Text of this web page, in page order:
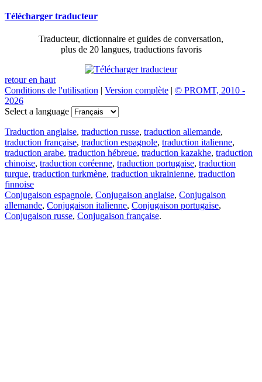
Télécharger traducteur
Traducteur, dictionnaire et guides de conversation,
plus de 20 langues, traductions favoris
retour en haut
Conditions de l'utilisation | Version complète | © PROMT, 2010 -
2026
Select a language
Traduction anglaise, traduction russe, traduction allemande,
traduction française, traduction espagnole, traduction italienne,
traduction arabe, traduction hébreue, traduction kazakhe, traduction
chinoise, traduction coréenne, traduction portugaise, traduction
turque, traduction turkmène, traduction ukrainienne, traduction
finnoise
Conjugaison espagnole, Conjugaison anglaise, Conjugaison
allemande, Conjugaison italienne, Conjugaison portugaise,
Conjugaison russe, Conjugaison française.